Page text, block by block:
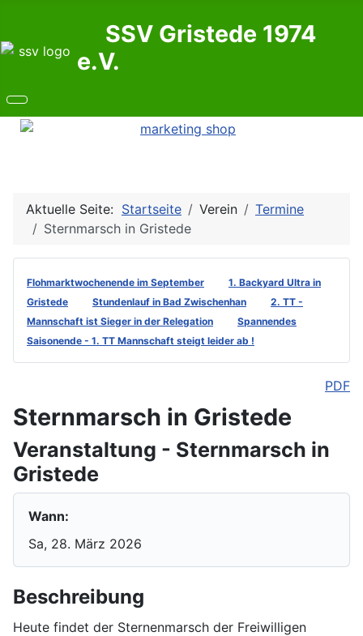
SSV Gristede 1974
e.V.
Aktuelle Seite: Startseite Verein
Termine
Sternmarsch in Gristede
Flohmarktwochenende im September
1. Backyard Ultra in
Gristede
Stundenlauf in Bad Zwischenhan
2. TT -
Mannschaft ist Sieger in der Relegation
Spannendes
Saisonende - 1. TT Mannschaft steigt leider ab !
PDF
Sternmarsch in Gristede
Veranstaltung - Sternmarsch in
Gristede
Wann:
Sa, 28. März 2026
Beschreibung
Heute findet der Sternenmarsch der Freiwilligen